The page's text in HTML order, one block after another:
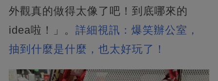
外觀真的做得太像了吧！到底哪來的
idea啦！」。 詳細視訊：爆笑辦公室，
抽到什麼是什麼，也太好玩了！